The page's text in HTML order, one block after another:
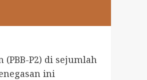
P2) di sejumlah
ini